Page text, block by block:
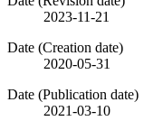
2023-11-21
Date (Creation date)
2020-05-31
Date (Publication date)
2021-03-10